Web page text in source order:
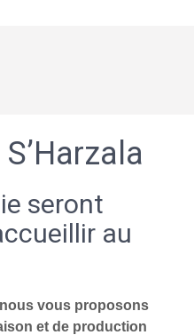
seront
au
vous proposons
et de production